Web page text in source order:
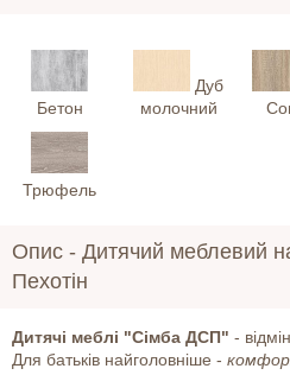
Бетон
Дуб
молочний
Трюфель
Опис - Дитячий меблевий
Пехотін
Дитячі меблі "Сімба ДСП" -
Для батьків найголовніше -